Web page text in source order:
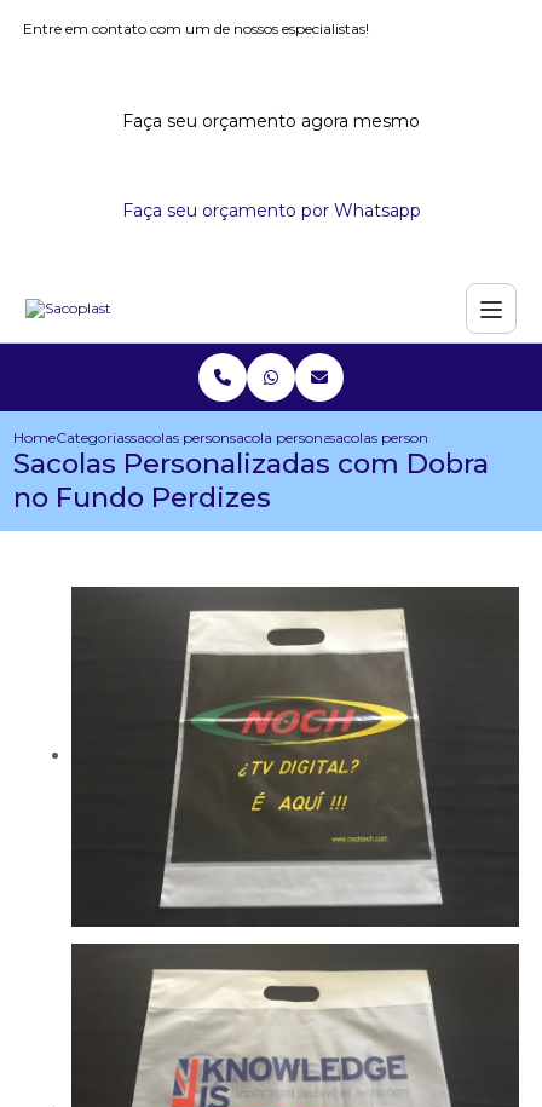
Entre em contato com um de nossos especialistas!
Faça seu orçamento agora mesmo
Faça seu orçamento por Whatsapp
HomeCategoriassacolas personalizadassacola personalizada para empresa
sacolas personalizadas com
Sacolas Personalizadas com Dobra
no Fundo Perdizes